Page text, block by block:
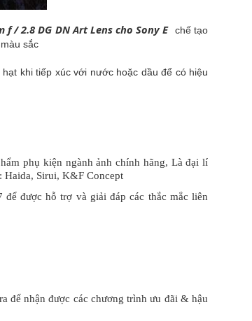
/ 2.8 DG DN Art Lens cho Sony E
chế tạo
sắc
khi tiếp xúc với nước hoặc dầu để có hiệu
phụ kiện ngành ảnh chính hãng, Là đại lí
Haida, Sirui, K&F Concept
được hỗ trợ và giải đáp các thắc mắc liên
để nhận được các chương trình ưu đãi & hậu